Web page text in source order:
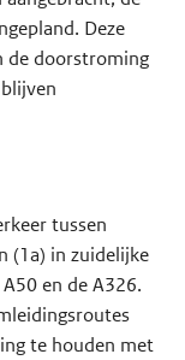
Deze
de doorstroming
tussen
(1a) in zuidelijke
en de A326.
te houden met